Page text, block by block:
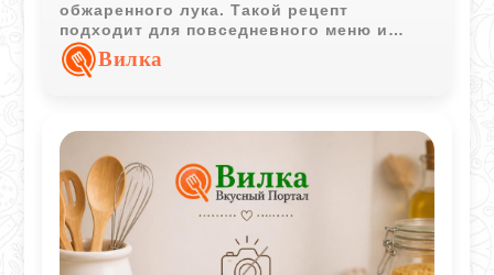
обжаренного лука. Такой рецепт
подходит для повседневного меню и
легко адаптируется под постный вариант.
Вилка